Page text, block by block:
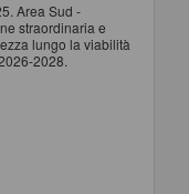
Area Sud -
straordinaria e
lungo la viabilità
2028.